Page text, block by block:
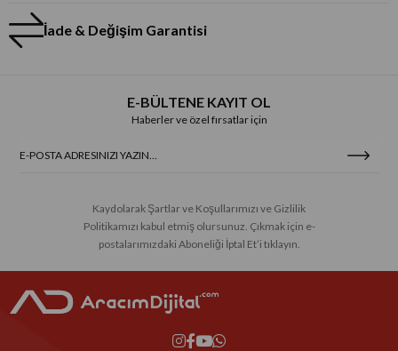
İade & Değişim Garantisi
E-BÜLTENE KAYIT OL
Haberler ve özel fırsatlar için
Kaydolarak Şartlar ve Koşullarımızı ve Gizlilik
Politikamızı kabul etmiş olursunuz. Çıkmak için e-
postalarımızdaki Aboneliği İptal Et’i tıklayın.